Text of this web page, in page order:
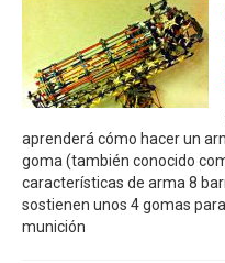
aprenderá cómo hacer un
goma (también conocido
características de arma 8
sostienen unos 4 gomas
munición